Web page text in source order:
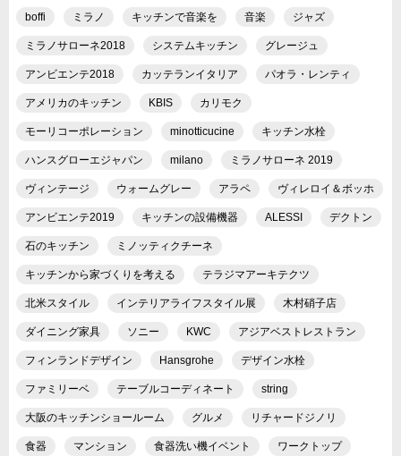
boffi ミラノ キッチンで音楽を 音楽 ジャズ
ミラノサローネ2018 システムキッチン グレージュ
アンビエンテ2018 カッテランイタリア パオラ・レンティ
アメリカのキッチン KBIS カリモク
モーリコーポレーション minotticucine キッチン水栓
ハンスグローエジャパン milano ミラノサローネ 2019
ヴィンテージ ウォームグレー アラペ ヴィレロイ＆ボッホ
アンビエンテ2019 キッチンの設備機器 ALESSI デクトン
石のキッチン ミノッティクチーネ
キッチンから家づくりを考える テラジマアーキテクツ
北米スタイル インテリアライフスタイル展 木村硝子店
ダイニング家具 ソニー KWC アジアベストレストラン
フィンランドデザイン Hansgrohe デザイン水栓
ファミリーベ テーブルコーディネート string
大阪のキッチンショールーム グルメ リチャードジノリ
食器 マンション 食器洗い機イベント ワークトップ